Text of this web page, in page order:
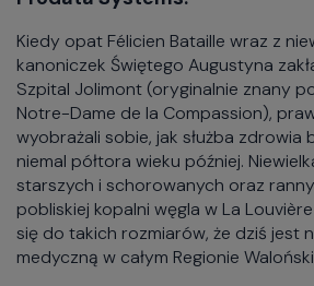
Kiedy opat Félicien Bataille wraz z
kanoniczek Świętego Augustyna
Szpital Jolimont (oryginalnie znany
Notre-Dame de la Compassion),
wyobrażali sobie, jak służba zdrowia
niemal półtora wieku później.
starszych i schorowanych oraz
pobliskiej kopalni węgla w La
się do takich rozmiarów, że dziś jest
medyczną w całym Regionie